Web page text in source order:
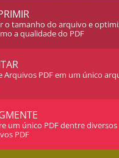
o tamanho do arquivo e
a qualidade do PDF
Arquivos PDF em um único
um único PDF dentre diversos
PDF